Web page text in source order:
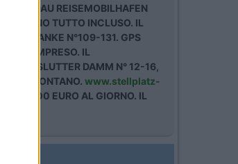
SPANDAU REISEMOBILHAFEN
GIORNO TUTTO INCLUSO. IL
LANKE N°109-131. GPS
COMPRESO. IL
DAMM N° 12-16,
E' LONTANO. www.stellplatz-
5,00 EURO AL GIORNO. IL